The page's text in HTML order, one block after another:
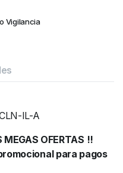
Vigilancia
IL-A
MEGAS OFERTAS !!
para pagos